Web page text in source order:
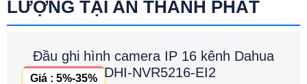
LƯỢNG TẠI AN THÀNH PHÁT
Đầu ghi hình camera IP 16 kênh Dahua
DHI-NVR5216-EI2
Giá : 5%-35%